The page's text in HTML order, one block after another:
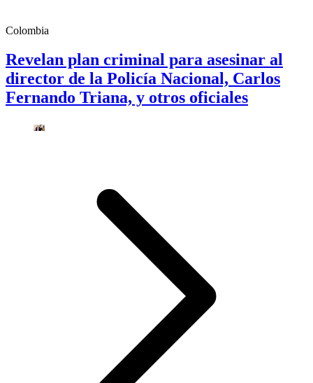
Colombia
Revelan plan criminal para asesinar al
director de la Policía Nacional, Carlos
Fernando Triana, y otros oficiales